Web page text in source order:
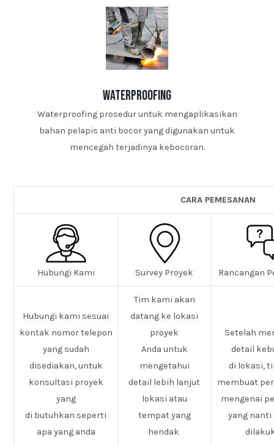
waterproofing
Waterproofing prosedur untuk mengaplikasikan
bahan pelapis anti bocor yang digunakan untuk
mencegah terjadinya kebocoran.
CARA PEMESANAN
Hubungi Kami Survey Proyek Rancangan
Hubungi kami sesuai
kontak nomor telepon
yang sudah
disediakan, untuk
konsultasi proyek
yang
di butuhkan seperti
apa yang anda
Tim kami akan
datang ke lokasi
proyek
Anda untuk
mengetahui
detail lebih lanjut
lokasi atau
tempat yang
hendak
Setelah
detail
di lokasi,
membuat
mengenai
yang nanti